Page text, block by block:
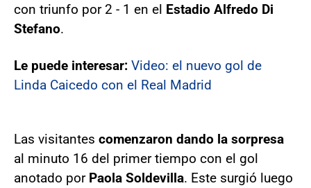
con triunfo por 2 - 1 en el Estadio Alfredo Di
Stefano.
Le puede interesar: Video: el nuevo gol de
Linda Caicedo con el Real Madrid
Las visitantes comenzaron dando la sorpresa
al minuto 16 del primer tiempo con el gol
anotado por Paola Soldevilla. Este surgió luego